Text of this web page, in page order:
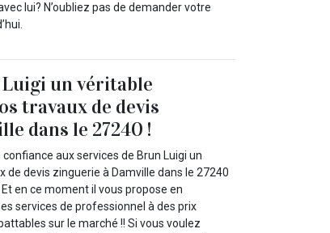
lui? N’oubliez pas de demander votre
un véritable
travaux de devis
dans le 27240 !
aux services de Brun Luigi un
de devis zinguerie à Damville dans le 27240
en ce moment il vous propose en
services de professionnel à des prix
sur le marché !! Si vous voulez